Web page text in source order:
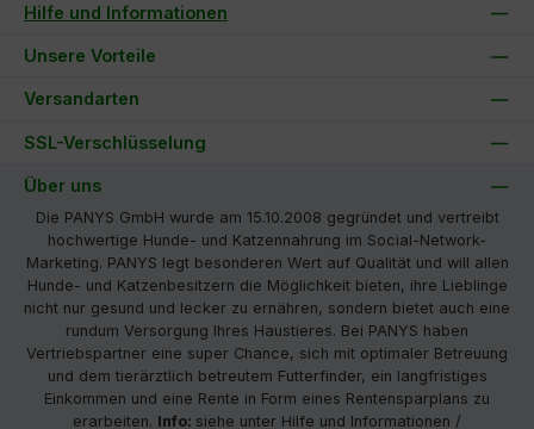
Hilfe und Informationen
Unsere Vorteile
Versandarten
SSL-Verschlüsselung
Über uns
Die PANYS GmbH wurde am 15.10.2008 gegründet und vertreibt
hochwertige Hunde- und Katzennahrung im Social-Network-
Marketing. PANYS legt besonderen Wert auf Qualität und will allen
Hunde- und Katzenbesitzern die Möglichkeit bieten, ihre Lieblinge
nicht nur gesund und lecker zu ernähren, sondern bietet auch eine
rundum Versorgung Ihres Haustieres. Bei PANYS haben
Vertriebspartner eine super Chance, sich mit optimaler Betreuung
und dem tierärztlich betreutem Futterfinder, ein langfristiges
Einkommen und eine Rente in Form eines Rentensparplans zu
erarbeiten. Info: siehe unter Hilfe und Informationen /